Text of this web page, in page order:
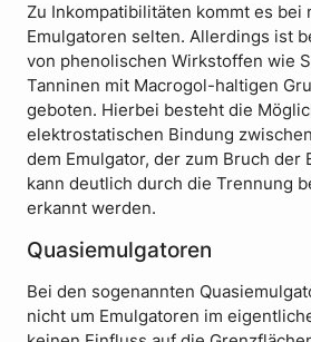
Zu Inkompatibilitäten kommt es bei
Emulgatoren selten. Allerdings ist
von phenolischen Wirkstoffen wie
Tanninen mit Macrogol-haltigen
geboten. Hierbei besteht die
elektrostatischen Bindung
dem Emulgator, der zum Bruch der
kann deutlich durch die Trennung
erkannt werden.
Quasiemulgatoren
Bei den sogenannten
nicht um Emulgatoren im